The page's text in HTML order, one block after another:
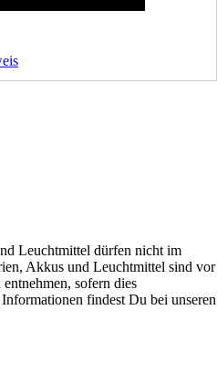
Leuchtmittel dürfen nicht im
Akkus und Leuchtmittel sind vor
sofern dies
findest Du bei unseren